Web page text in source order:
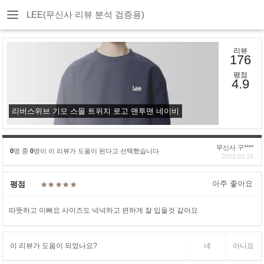
LEE(무신사 리뷰 분석 검증용)
리버스위브 기모 스몰 트위치 로고 맨투맨 네이비
리뷰
176
평점
4.9
0명 중 0명이 이 리뷰가 도움이 된다고 선택했습니다
무신사 구****
2022.02.16
평점 아주 좋아요
따뜻하고 이뻐요 사이즈도 넉넉하고 편하게 잘 입을것 같아요
이 리뷰가 도움이 되었나요? 네 아니요